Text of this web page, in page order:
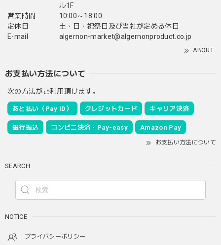
ル1F
営業時間
10:00～18:00
定休日
土・日・祝祭日及び当社が定める休日
E-mail
algernon-market@algernonproduct.co.jp
ABOUT
お支払い方法について
次の方法がご利用頂けます。
あと払い（Pay ID） クレジットカード キャリア決済
銀行振込 コンビニ決済・Pay-easy Amazon Pay
お支払い方法について
SEARCH
NOTICE
プライバシーポリシー